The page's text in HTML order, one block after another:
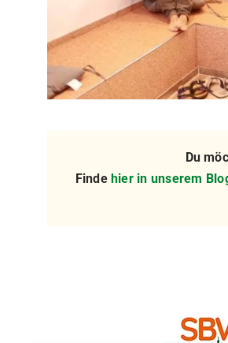
Du
Finde hier in unserem